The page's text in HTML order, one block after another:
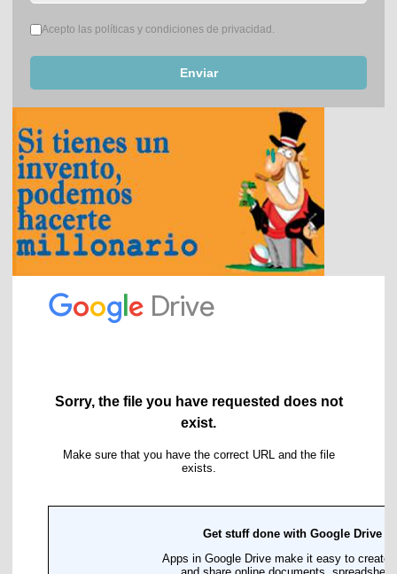
Términos del servicio*
Acepto las políticas y condiciones de privacidad.
Enviar